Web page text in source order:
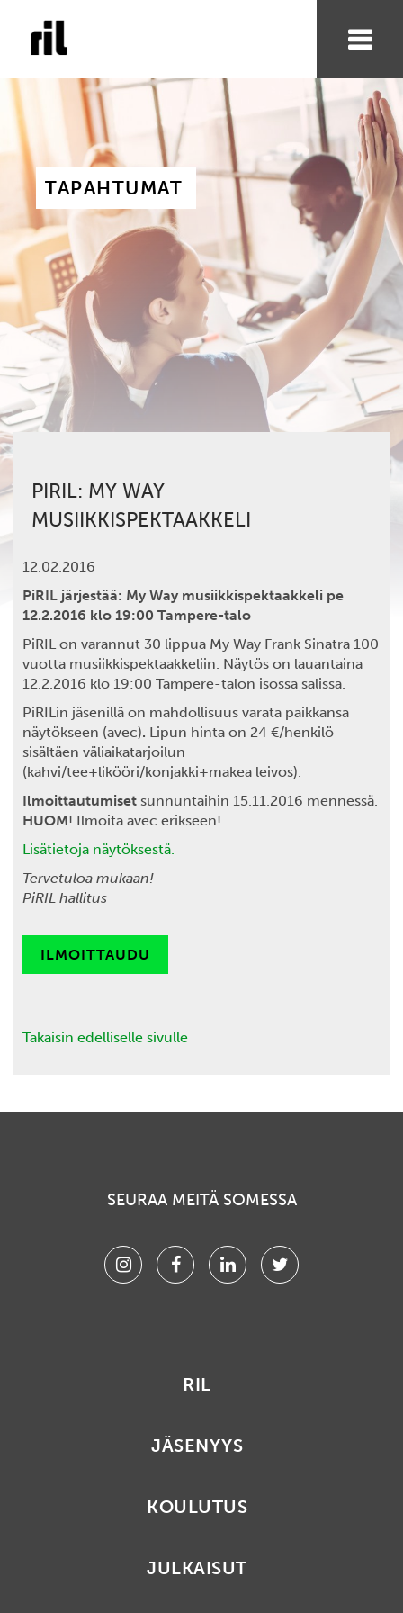
TAPAHTUMAT
PIRIL: MY WAY
MUSIIKKISPEKTAAKKELI
12.02.2016
PiRIL järjestää: My Way musiikkispektaakkeli pe
12.2.2016 klo 19:00 Tampere-talo
PiRIL on varannut 30 lippua My Way Frank Sinatra 100
vuotta musiikkispektaakkeliin. Näytös on lauantaina
12.2.2016 klo 19:00 Tampere-talon isossa salissa.
PiRILin jäsenillä on mahdollisuus varata paikkansa
näytökseen (avec). Lipun hinta on 24 €/henkilö
sisältäen väliaikatarjoilun
(kahvi/tee+likööri/konjakki+makea leivos).
Ilmoittautumiset sunnuntaihin 15.11.2016 mennessä.
HUOM! Ilmoita avec erikseen!
Lisätietoja näytöksestä.
Tervetuloa mukaan!
PiRIL hallitus
ILMOITTAUDU
Takaisin edelliselle sivulle
SEURAA MEITÄ SOMESSA
InstagramFacebookLinkedinTwitter
RIL
JÄSENYYS
KOULUTUS
JULKAISUT